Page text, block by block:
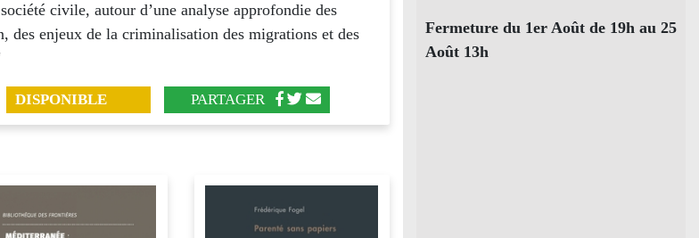
civile, autour d’une analyse approfondie des
des enjeux de la criminalisation des migrations et des
DISPONIBLE PARTAGER
Fermeture du 1er Août de 19h au 25
Août 13h